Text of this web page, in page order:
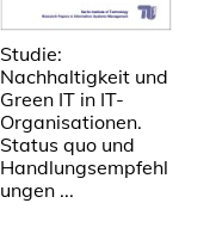
Studie:
Nachhaltigkeit und
Green IT in IT-
Organisationen.
Status quo und
Handlungsempfehl
ungen ...